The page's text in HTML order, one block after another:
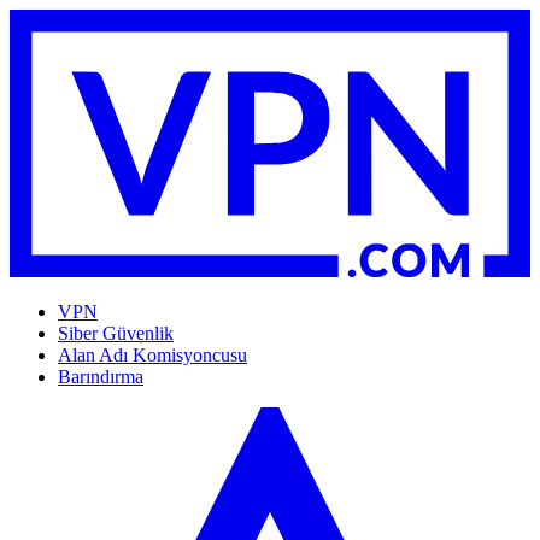
VPN
Siber Güvenlik
Alan Adı Komisyoncusu
Barındırma